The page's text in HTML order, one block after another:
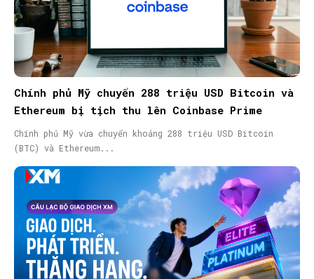
Chính phủ Mỹ chuyển 288 triệu USD Bitcoin và
Ethereum bị tịch thu lên Coinbase Prime
Chính phủ Mỹ vừa chuyển khoảng 288 triệu USD Bitcoin
(BTC) và Ethereum...